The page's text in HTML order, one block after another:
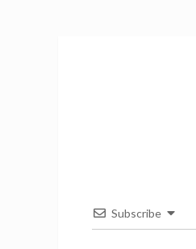
Subscribe